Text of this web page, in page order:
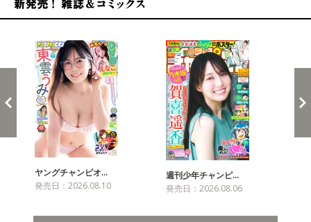
ヤングチャンピオ…
発売日：2026.08.10
週刊少年チャンピ…
発売日：2026.08.06